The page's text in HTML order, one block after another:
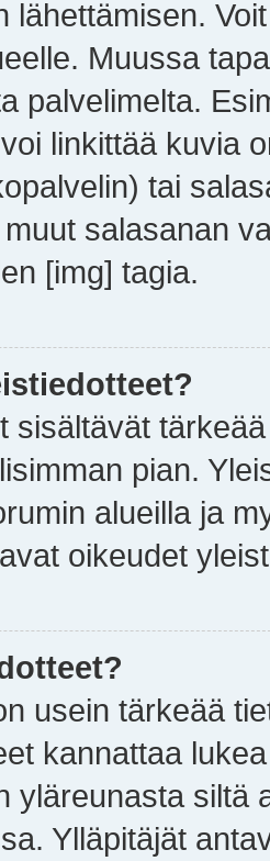
lähettämisen.
Muussa
palvelimelta.
linkittää kuvia
tai
salasanan
[img] tagia.
sisältävät
pian.
alueilla ja
oikeudet
usein tärkeää
kannattaa
yläreunasta siltä
Ylläpitäjät